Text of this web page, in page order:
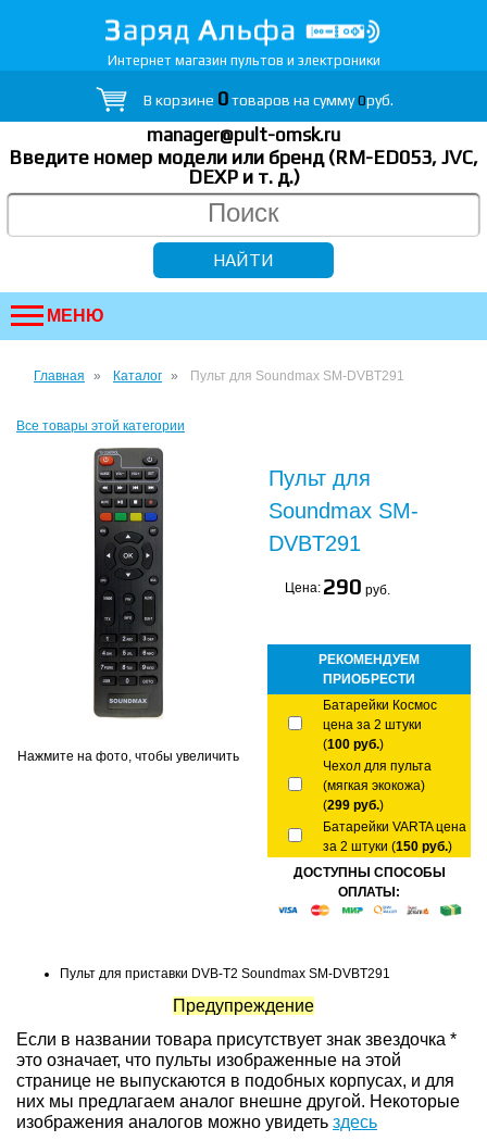
Интернет магазин пультов и электроники
В корзине 0товаров на сумму0руб.
manager@pult-omsk.ru
Введите номер модели или бренд (RM-ED053, JVC,
DEXP и т. д.)
МЕНЮ
Главная Каталог Пульт для Soundmax SM-DVBT291
Все товары этой категории
Нажмите на фото, чтобы увеличить
Пульт для
Soundmax SM-
DVBT291
Цена: 290 руб.
РЕКОМЕНДУЕМ
ПРИОБРЕСТИ
Батарейки Космос
цена за 2 штуки
(100 руб.)
Чехол для пульта
(мягкая экокожа)
(299 руб.)
Батарейки VARTA цена
за 2 штуки (150 руб.)
ДОСТУПНЫ СПОСОБЫ
ОПЛАТЫ:
Пульт для приставки DVB-T2 Soundmax SM-DVBT291
Предупреждение
Если в названии товара присутствует знак звездочка *
это означает, что пульты изображенные на этой
странице не выпускаются в подобных корпусах, и для
них мы предлагаем аналог внешне другой. Некоторые
изображения аналогов можно увидеть здесь